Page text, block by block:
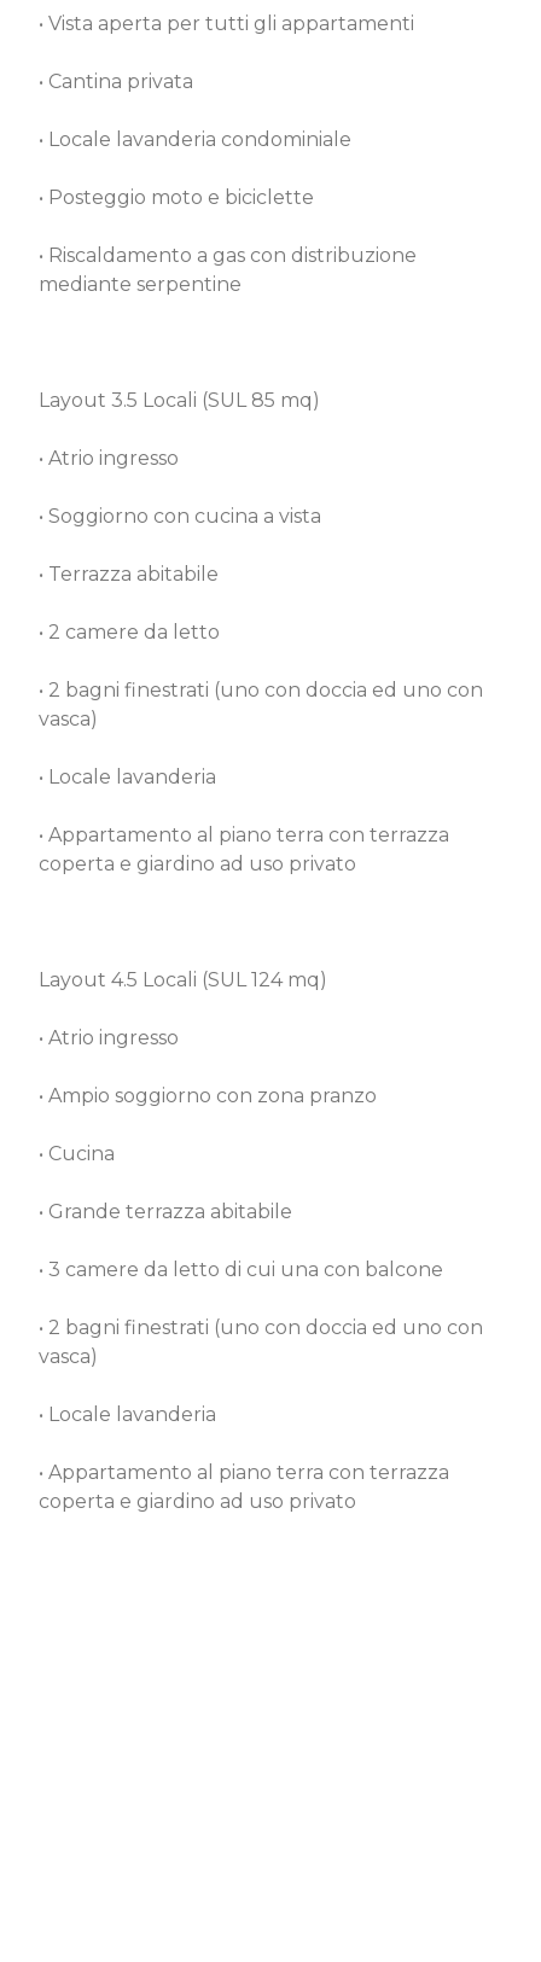
• Vista aperta per tutti gli appartamenti
• Cantina privata
• Locale lavanderia condominiale
• Posteggio moto e biciclette
• Riscaldamento a gas con distribuzione
mediante serpentine
Layout 3.5 Locali (SUL 85 mq)
• Atrio ingresso
• Soggiorno con cucina a vista
• Terrazza abitabile
• 2 camere da letto
• 2 bagni finestrati (uno con doccia ed uno con
vasca)
• Locale lavanderia
• Appartamento al piano terra con terrazza
coperta e giardino ad uso privato
Layout 4.5 Locali (SUL 124 mq)
• Atrio ingresso
• Ampio soggiorno con zona pranzo
• Cucina
• Grande terrazza abitabile
• 3 camere da letto di cui una con balcone
• 2 bagni finestrati (uno con doccia ed uno con
vasca)
• Locale lavanderia
• Appartamento al piano terra con terrazza
coperta e giardino ad uso privato